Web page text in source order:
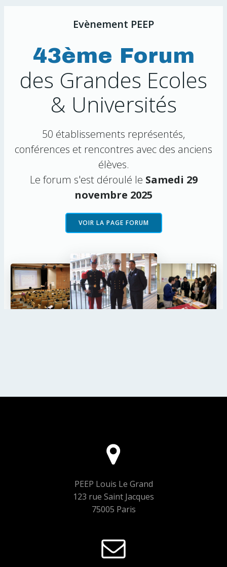
Evènement PEEP
43ème Forum
des Grandes Ecoles
& Universités
50 établissements représentés,
conférences et rencontres avec des anciens
élèves.
Le forum s'est déroulé le Samedi 29
novembre 2025
VOIR LA PAGE FORUM
PEEP Louis Le Grand
123 rue Saint Jacques
75005 Paris